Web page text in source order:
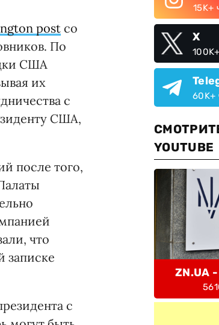
post со
По
США
их
с
США,
после того,
что
записке
с
15K+
X
60K+
YOUTUBE
ZN.UA